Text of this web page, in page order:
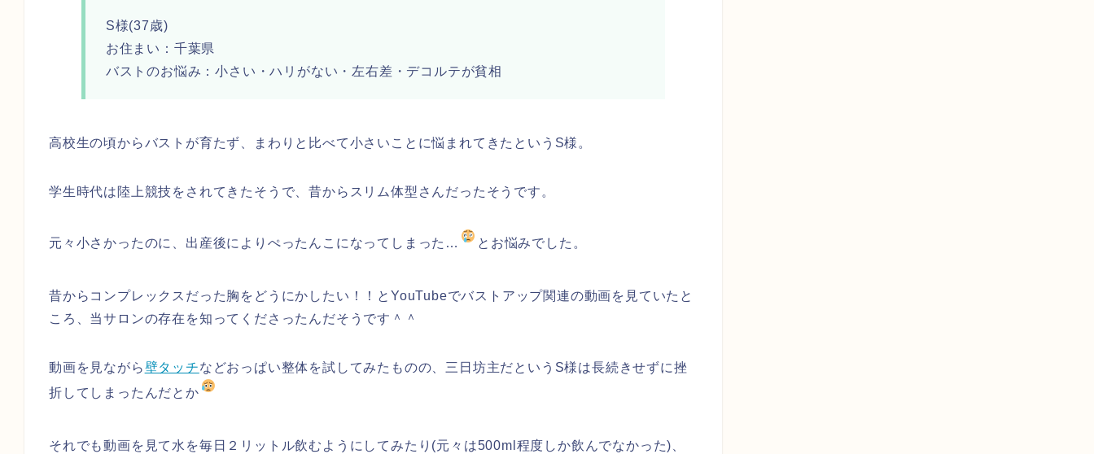
S様(37歳)
お住まい：千葉県
バストのお悩み：小さい・ハリがない・左右差・デコルテが貧相
高校生の頃からバストが育たず、まわりと比べて小さいことに悩まれてきたというS様。
学生時代は陸上競技をされてきたそうで、昔からスリム体型さんだったそうです。
元々小さかったのに、出産後によりぺったんこになってしまった… とお悩みでした。
昔からコンプレックスだった胸をどうにかしたい！！とYouTubeでバストアップ関連の動画を見ていたと
ころ、当サロンの存在を知ってくださったんだそうです＾＾
動画を見ながら壁タッチなどおっぱい整体を試してみたものの、三日坊主だというS様は長続きせずに挫
折してしまったんだとか
それでも動画を見て水を毎日２リットル飲むようにしてみたり(元々は500ml程度しか飲んでなかった)、